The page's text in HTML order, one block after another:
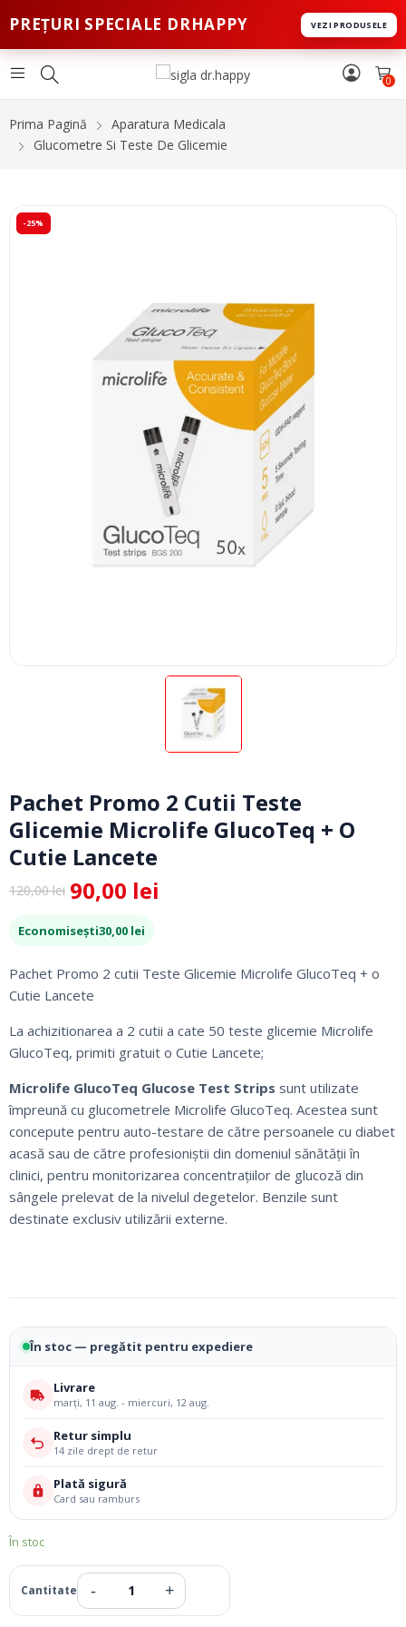
PREȚURI SPECIALE DRHAPPY VEZI PRODUSELE
0
Prima Pagină
Aparatura Medicala
Glucometre Si Teste De Glicemie
-25%
Pachet Promo 2 Cutii Teste
Glicemie Microlife GlucoTeq + O
Cutie Lancete
120,00lei
Prețul
inițial
a
fost:
120,00 lei.
90,00 lei
Prețul
curent
este:
90,00 lei.
Economisești30,00 lei
Pachet Promo 2 cutii Teste Glicemie Microlife GlucoTeq + o
Cutie Lancete
La achizitionarea a 2 cutii a cate 50 teste glicemie Microlife
GlucoTeq, primiti gratuit o Cutie Lancete;
Microlife GlucoTeq Glucose Test Strips sunt utilizate
împreună cu glucometrele Microlife GlucoTeq. Acestea sunt
concepute pentru auto-testare de către persoanele cu diabet
acasă sau de către profesioniștii din domeniul sănătății în
clinici, pentru monitorizarea concentrațiilor de glucoză din
sângele prelevat de la nivelul degetelor. Benzile sunt
destinate exclusiv utilizării externe.
În stoc — pregătit pentru expediere
Livrare
marți, 11 aug. - miercuri, 12 aug.
Retur simplu
14 zile drept de retur
Plată sigură
Card sau ramburs
În stoc